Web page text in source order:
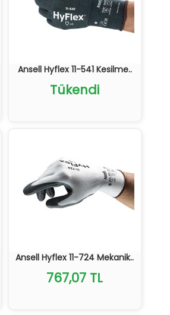
Ansell Hyflex 11-541 Kesilme..
Tükendi
Ansell Hyflex 11-724 Mekanik..
767,07 TL